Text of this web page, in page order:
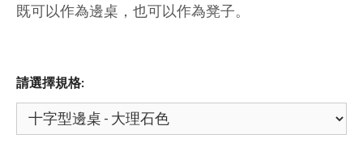
既可以作為邊桌，也可以作為凳子。
請選擇規格: